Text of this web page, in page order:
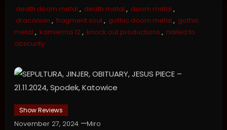
death doom metal , death metal , doom metal ,
draconian , fragment soul , gothic doom metal , gothic
metal , kamienna 12, knock out productions , nailed to
obscurity
Show Reviews
November 27, 2024 Miro